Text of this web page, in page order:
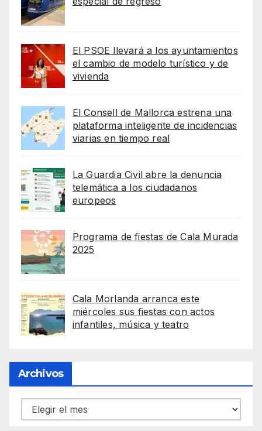
El PSOE llevará a los ayuntamientos
el cambio de modelo turístico y de
vivienda
El Consell de Mallorca estrena una
plataforma inteligente de incidencias
viarias en tiempo real
La Guardia Civil abre la denuncia
telemática a los ciudadanos
europeos
Programa de fiestas de Cala Murada
2025
Cala Morlanda arranca este
miércoles sus fiestas con actos
infantiles, música y teatro
Archivos
Archivos